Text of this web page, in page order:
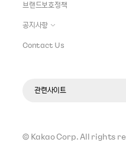
브랜드보호정책
공지사항
Contact Us
관련사이트
© Kakao Corp.All rights